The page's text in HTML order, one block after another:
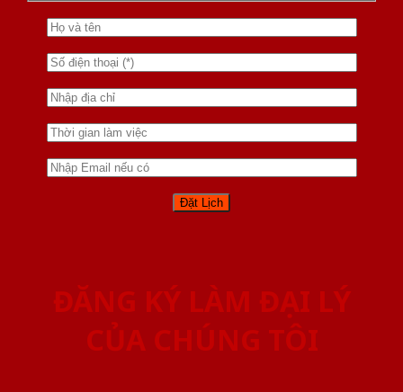
ĐĂNG KÝ LÀM ĐẠI LÝ
CỦA CHÚNG TÔI